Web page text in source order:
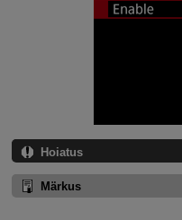
Hoiatus
Märkus